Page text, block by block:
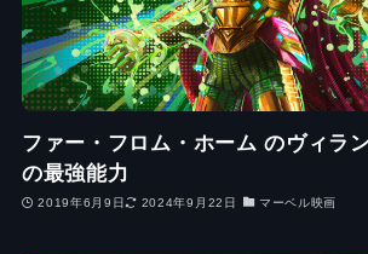
ファー・フロム・ホーム のヴィラ
の最強能力
2019年6月9日 2024年9月22日 マーベル映画